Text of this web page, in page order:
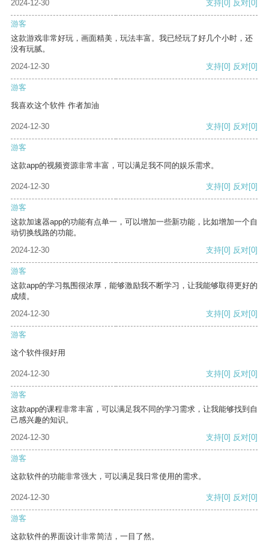
2024-12-30 支持[0] 反对[0]
游客
这款游戏非常好玩，画面精美，玩法丰富。我已经玩了好几个小时，还
没有玩腻。
2024-12-30
支持[0] 反对[0]
游客
我喜欢这个软件 作者加油
2024-12-30 支持[0] 反对[0]
游客
这款app的视频资源非常丰富，可以满足我不同的娱乐需求。
2024-12-30 支持[0] 反对[0]
游客
这款加速器app的功能有点单一，可以增加一些新功能，比如增加一个自
动切换线路的功能。
2024-12-30
支持[0] 反对[0]
游客
这款app的学习氛围很浓厚，能够激励我不断学习，让我能够取得更好的
成绩。
2024-12-30
支持[0] 反对[0]
游客
这个软件很好用
2024-12-30 支持[0] 反对[0]
游客
这款app的课程非常丰富，可以满足我不同的学习需求，让我能够找到自
己感兴趣的知识。
2024-12-30
支持[0] 反对[0]
游客
这款软件的功能非常强大，可以满足我日常使用的需求。
2024-12-30 支持[0] 反对[0]
游客
这款软件的界面设计非常简洁，一目了然。